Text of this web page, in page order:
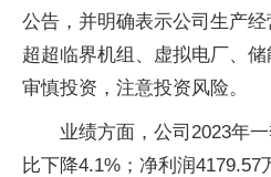
公告，并明确表示公司生产
超超临界机组、虚拟电厂、
审慎投资，注意投资风险。
业绩方面，公司2023年
比下降4.1%；净利润4179.57